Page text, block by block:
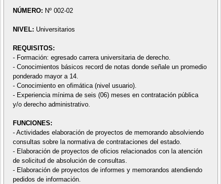
NÚMERO: Nº 002-02
NIVEL: Universitarios
REQUISITOS:
- Formación: egresado carrera universitaria de derecho.
- Conocimientos básicos record de notas donde señale un promedio
ponderado mayor a 14.
- Conocimiento en ofimática (nivel usuario).
- Experiencia mínima de seis (06) meses en contratación pública
y/o derecho administrativo.
FUNCIONES:
- Actividades elaboración de proyectos de memorando absolviendo
consultas sobre la normativa de contrataciones del estado.
- Elaboración de proyectos de oficios relacionados con la atención
de solicitud de absolución de consultas.
- Elaboración de proyectos de informes y memorandos atendiendo
pedidos de información.